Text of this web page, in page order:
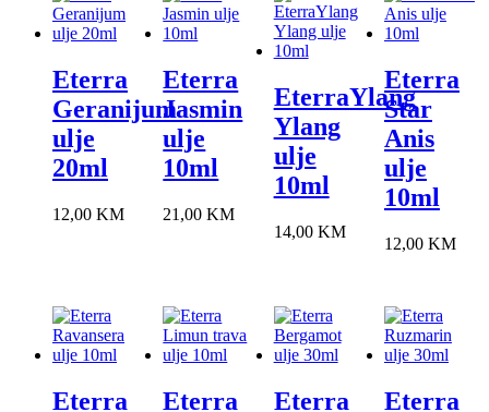
Eterra
Geranijum
ulje
20ml
12,00 KM
Eterra
Jasmin
ulje
10ml
21,00KM
EterraYlang
Ylang
ulje
10ml
14,00 KM
Eterra
Star
Anis
ulje
10ml
12,00 KM
Eterra
Eterra
Eterra
Eterra